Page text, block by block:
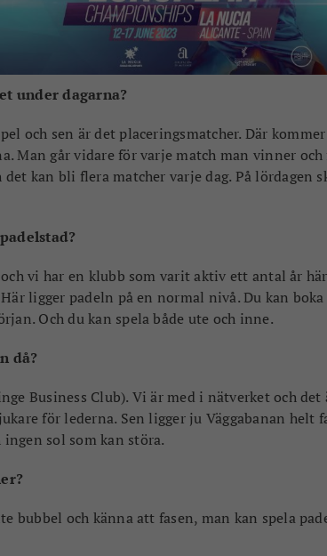
under dagarna?
och sen är det placeringsmatcher. Där
Man går vidare för varje match man vinner
det kan bli flera matcher varje dag. På lördagen
vi har en klubb som varit aktiv ett antal år
ligger padeln på en normal nivå. Du kan
Och du kan spela både ute och inne.
då?
Business Club). Vi är med i nätverket och
för lederna. Sen ligger ju Väggabanan
sol som kan störa.
bubbel och känna att fasen, man kan spela